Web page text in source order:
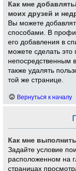
Как мне
моих друзей и
Вы можете
способами. В
его добавления в
можете сделать это
непосредственным
также удалять
той же странице.
Вернуться к началу
Как мне
Задайте условие
расположенном на
страницах